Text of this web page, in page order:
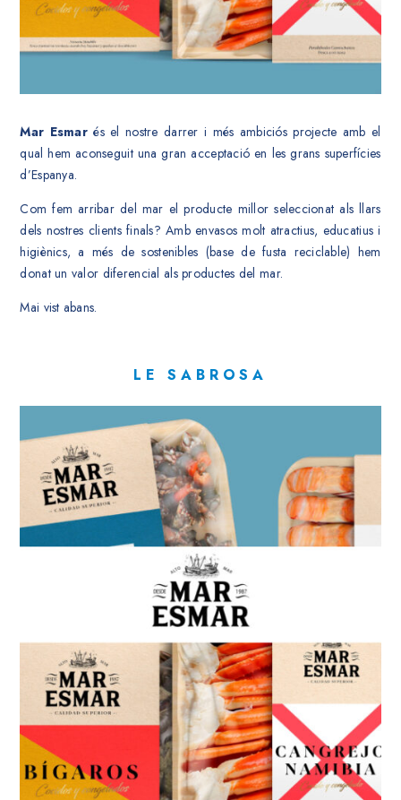
Mar Esmarés el nostre darrer i més ambiciós projecte amb el
qual hem aconseguit una gran acceptació en les grans superfícies
d’Espanya.
Com fem arribar del mar el producte millor seleccionat als llars
dels nostres clients finals? Amb envasos molt atractius, educatius i
higiènics, a més de sostenibles (base de fusta reciclable) hem
donat un valor diferencial als productes del mar.
Mai vist abans.
LE SABROSA